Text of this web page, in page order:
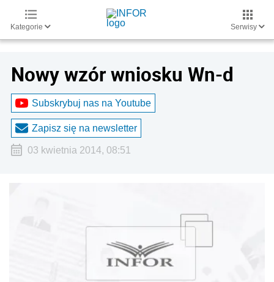
Kategorie Serwisy
Nowy wzór wniosku Wn-d
Subskrybuj nas na Youtube
Zapisz się na newsletter
03 kwietnia 2014, 08:51